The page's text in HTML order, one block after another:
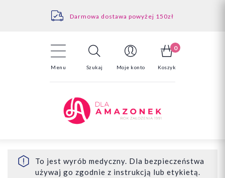
Darmowa dostawa powyżej 150zł
Odstąpienie od umowy - tutaj
Menu Szukaj Moje konto
0
Koszyk
To jest wyrób medyczny. Dla bezpieczeństwa
używaj go zgodnie z instrukcją lub etykietą.